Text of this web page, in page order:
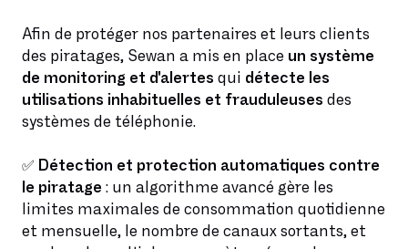
Afin de protéger nos partenaires et leurs clients
des piratages, Sewan a mis en place un système
de monitoring et d'alertes qui détecte les
utilisations inhabituelles et frauduleuses des
systèmes de téléphonie.
✅ Détection et protection automatiques contre
le piratage : un algorithme avancé gère les
limites maximales de consommation quotidienne
et mensuelle, le nombre de canaux sortants, et